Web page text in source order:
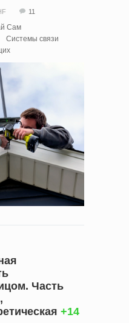
11
Сам
Системы связи
Часть
+14